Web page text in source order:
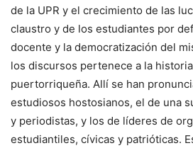
de la UPR y el crecimiento de las
claustro y de los estudiantes por
docente y la democratización del
los discursos pertenece a la
puertorriqueña. Allí se han
estudiosos hostosianos, el de una
y periodistas, y los de líderes de
estudiantiles, cívicas y patrióticas.